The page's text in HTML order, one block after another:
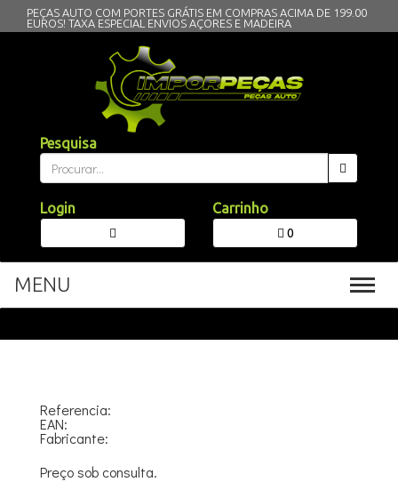
PEÇAS AUTO COM PORTES GRÁTIS EM COMPRAS ACIMA DE 199.00
EUROS! TAXA ESPECIAL ENVIOS AÇORES E MADEIRA
Pesquisa
Login Carrinho
0
MENU
Referencia:
EAN:
Fabricante:
Preço sob consulta.